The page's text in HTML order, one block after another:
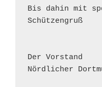
Bis dahin mit
Schützengruß
Der Vorstand